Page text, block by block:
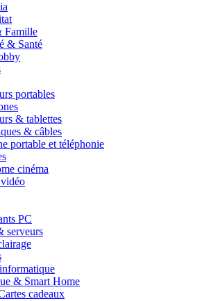
Famille
& Santé
portables
& tablettes
& câbles
portable et téléphonie
cinéma
PC
serveurs
& Smart Home
cadeaux